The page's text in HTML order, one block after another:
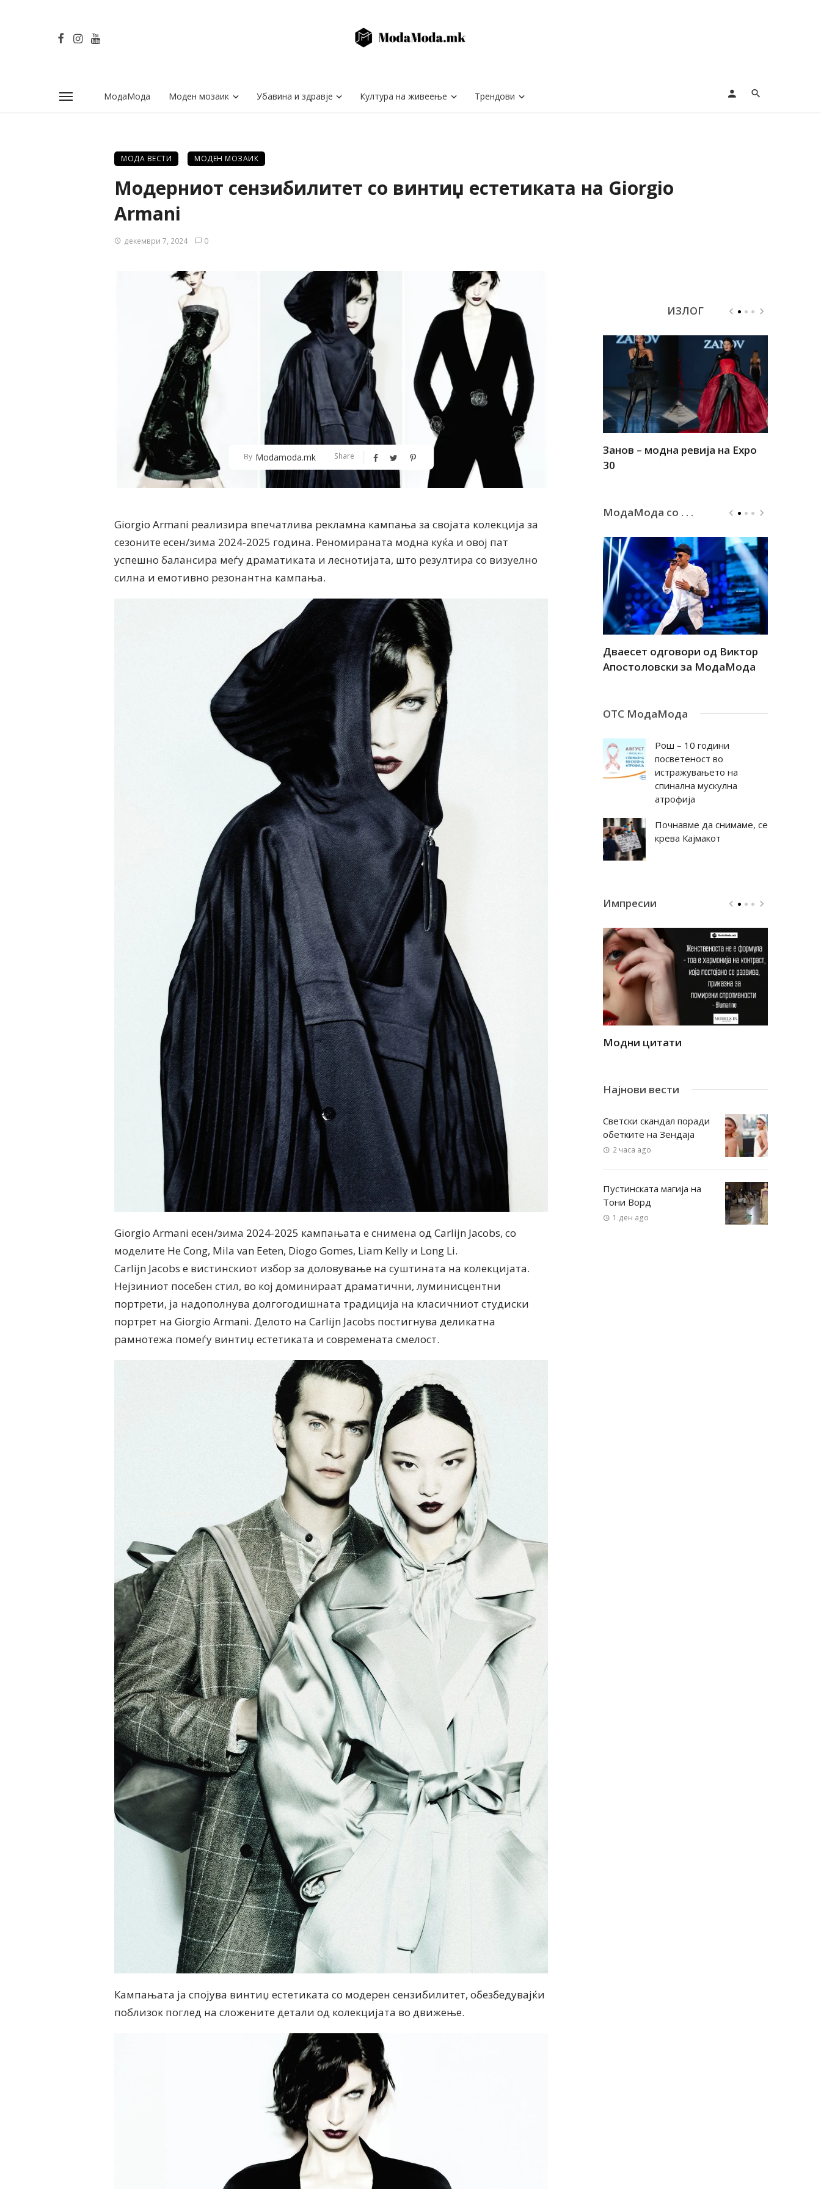
МодаМода Моден мозаик Убавина и здравје Култура на живеење Трендови
МОДА ВЕСТИ МОДЕН МОЗАИК
Модерниот сензибилитет со винтиџ естетиката на Giorgio
Armani
декември 7, 2024 0
By Modamoda.mk Share
Giorgio Armani реализира впечатлива рекламна кампања за својата колекција за
сезоните есен/зима 2024-2025 година. Реномираната модна куќа и овој пат
успешно балансира меѓу драматиката и леснотијата, што резултира со визуелно
силна и емотивно резонантна кампања.
Giorgio Armani есен/зима 2024-2025 кампањата е снимена од Carlijn Jacobs, со
моделите He Cong, Mila van Eeten, Diogo Gomes, Liam Kelly и Long Li.
Carlijn Jacobs е вистинскиот избор за доловување на суштината на колекцијата.
Нејзиниот посебен стил, во кој доминираат драматични, луминисцентни
портрети, ја надополнува долгогодишната традиција на класичниот студиски
портрет на Giorgio Armani. Делото на Carlijn Jacobs постигнува деликатна
рамнотежа помеѓу винтиџ естетиката и современата смелост.
Кампањата ја спојува винтиџ естетиката со модерен сензибилитет, обезбедувајќи
поблизок поглед на сложените детали од колекцијата во движење.
ИЗЛОГ
Алшар – модна ревија на Expo
30
Филигрански обетки
Занов – модна ревија на Expo
30
МодаМода со . . .
Дваесет одговори од Милена
Антовска за МодаМода
Дваесет одговори за
МодаМода со Александар
Ристовски Принц
Дваесет одговори од Виктор
Апостоловски за МодаМода
ОТС МодаМода
Рош – 10 години
посветеност во
истражувањето на
спинална мускулна
атрофија
Почнавме да снимаме, се
крева Кајмакот
Импресии
Модни цитати Модни цитати Модни цитати
Најнови вести
Светски скандал поради
обетките на Зендаја
2 часа ago
Пустинската магија на
Тони Ворд
1 ден ago